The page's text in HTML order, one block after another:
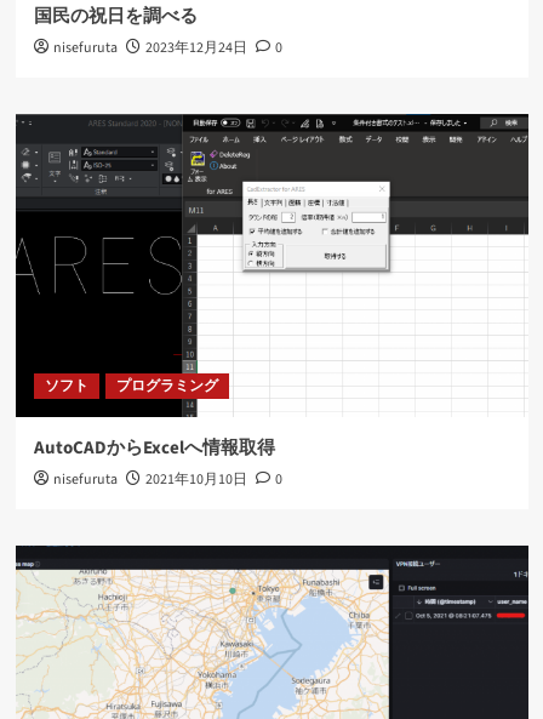
国民の祝日を調べる
nisefuruta 2023年12月24日 0
ソフト プログラミング
AutoCADからExcelへ情報取得
nisefuruta 2021年10月10日 0